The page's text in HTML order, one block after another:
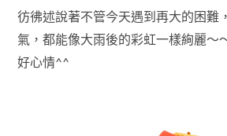
彷彿述說著不管今天遇到再大的困難
氣，都能像大雨後的彩虹一樣絢麗～
好心情^^